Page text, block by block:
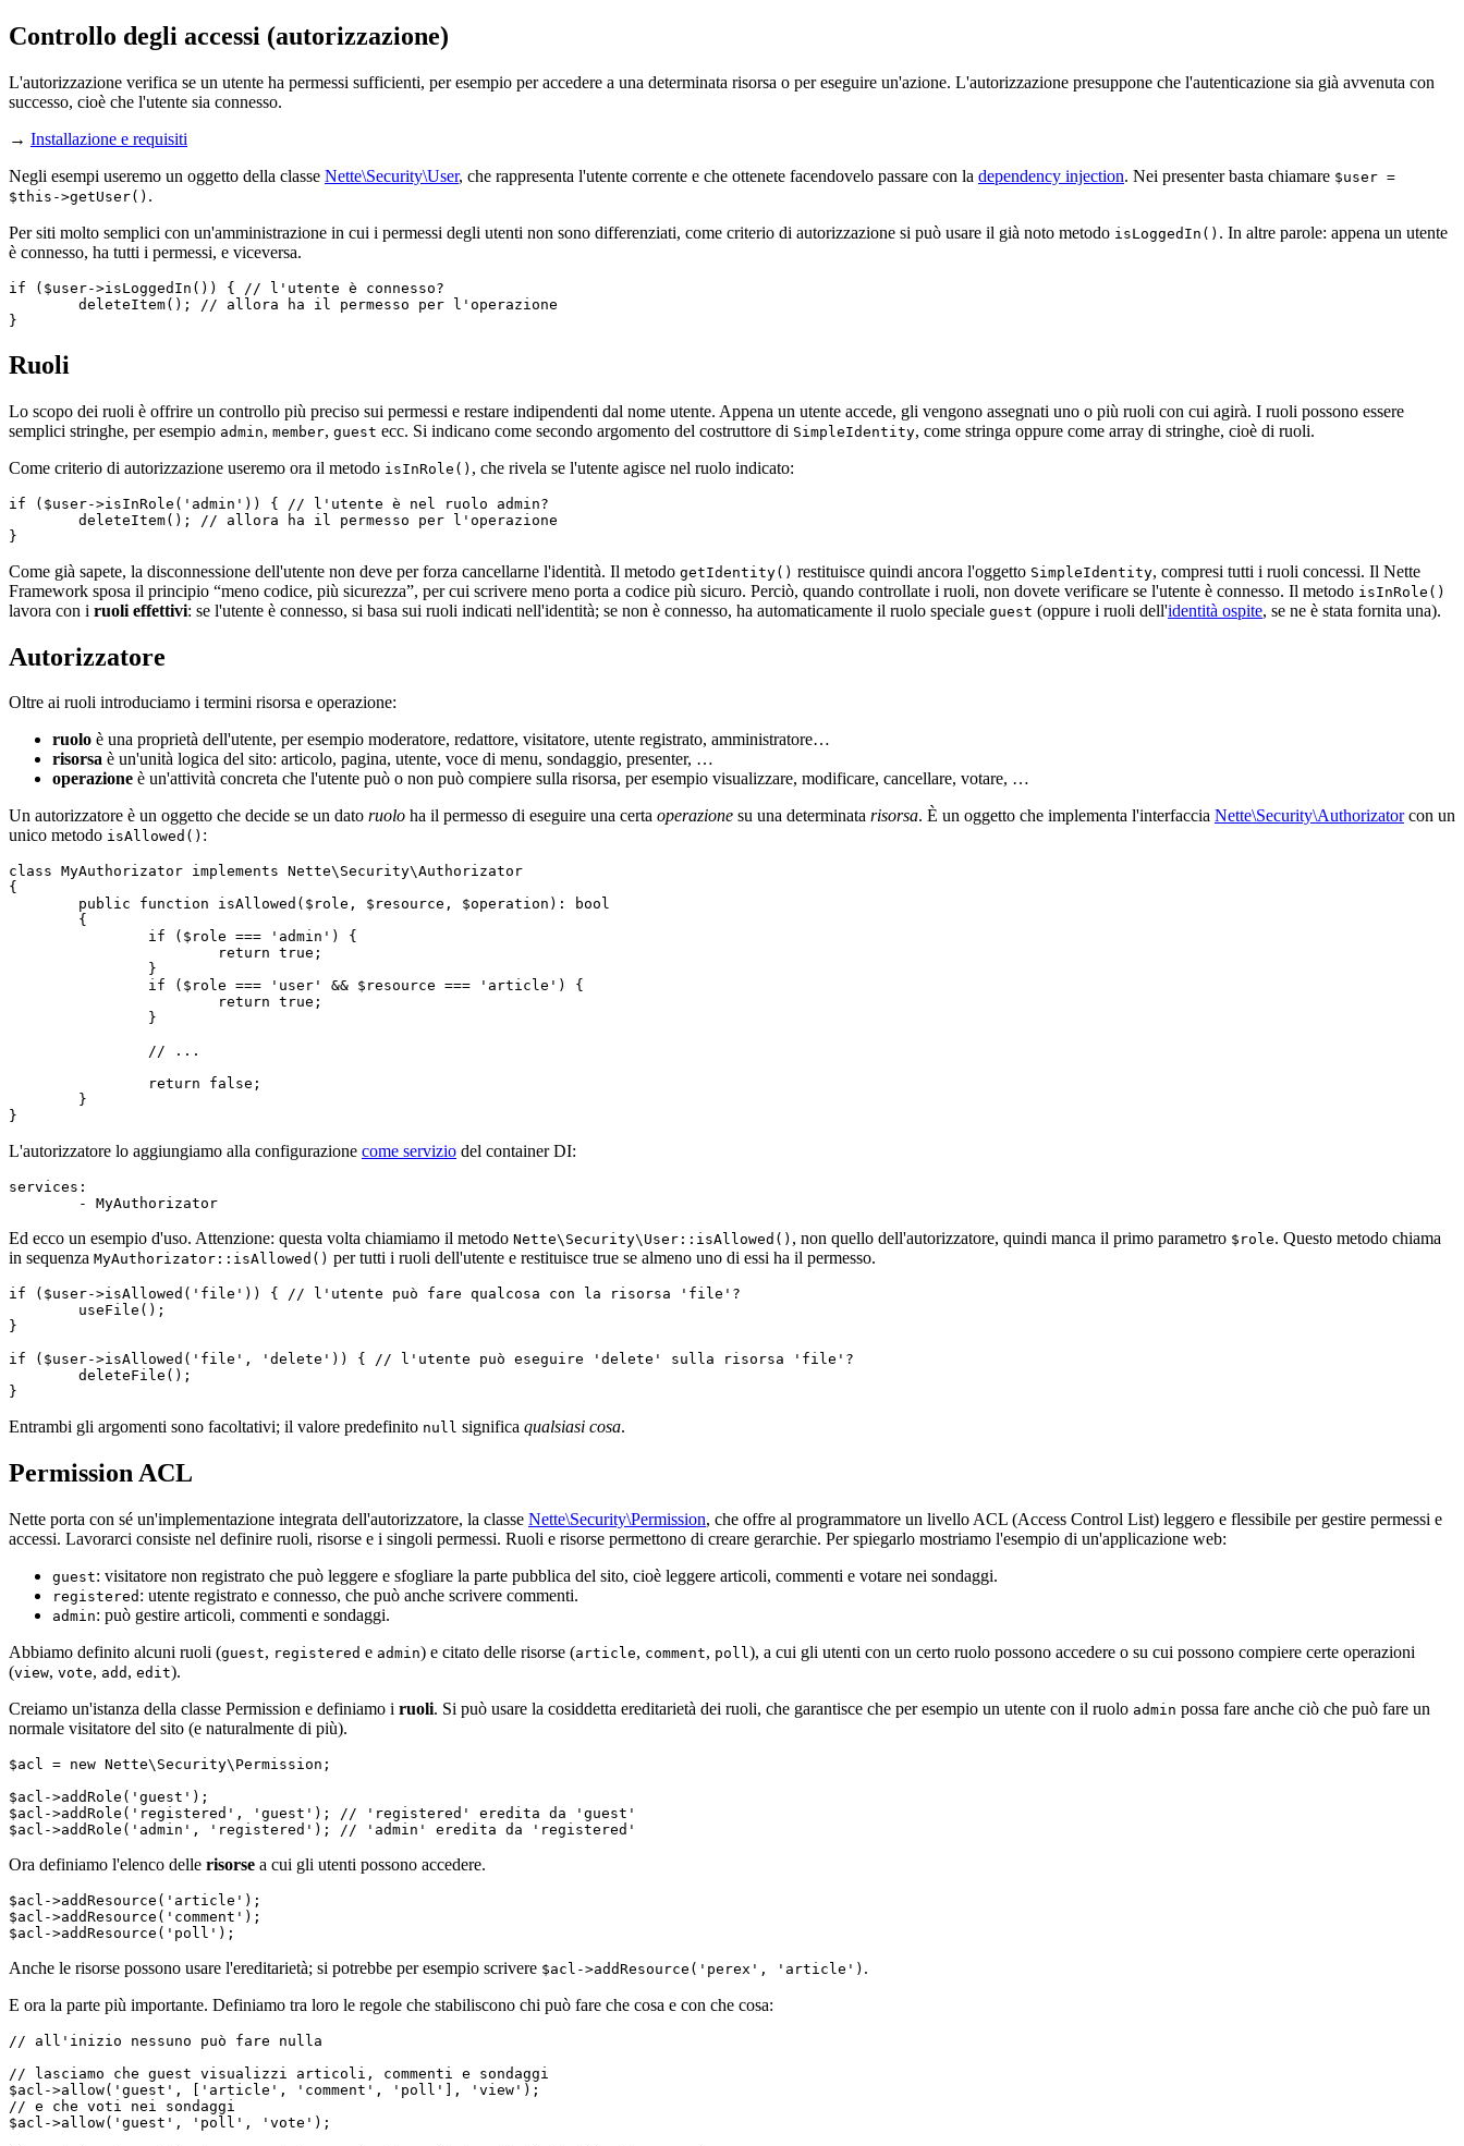
Controllo degli accessi (autorizzazione)
L'autorizzazione verifica se un utente ha permessi sufficienti, per esempio per accedere a una determinata risorsa o per eseguire un'azione. L'autorizzazione presuppone che l'autenticazione sia già avvenuta con
successo, cioè che l'utente sia connesso.
→ Installazione e requisiti
Negli esempi useremo un oggetto della classe Nette\Security\User, che rappresenta l'utente corrente e che ottenete facendovelo passare con la dependency injection. Nei presenter basta chiamare $user =
$this->getUser() .
Per siti molto semplici con un'amministrazione in cui i permessi degli utenti non sono differenziati, come criterio di autorizzazione si può usare il già noto metodo isLoggedIn() . In altre parole: appena un utente
è connesso, ha tutti i permessi, e viceversa.
if ($user->isLoggedIn()) { // l'utente è connesso?
Ruoli
Lo scopo dei ruoli è offrire un controllo più preciso sui permessi e restare indipendenti dal nome utente. Appena un utente accede, gli vengono assegnati uno o più ruoli con cui agirà. I ruoli possono essere
semplici stringhe, per esempio admin, member, guest ecc. Si indicano come secondo argomento del costruttore di SimpleIdentity, come stringa oppure come array di stringhe, cioè di ruoli.
Come criterio di autorizzazione useremo ora il metodo isInRole() , che rivela se l'utente agisce nel ruolo indicato:
if ($user->isInRole('admin')) { // l'utente è nel ruolo admin?
Come già sapete, la disconnessione dell'utente non deve per forza cancellarne l'identità. Il metodo getIdentity() restituisce quindi ancora l'oggetto SimpleIdentity, compresi tutti i ruoli concessi. Il Nette
Framework sposa il principio “meno codice, più sicurezza”, per cui scrivere meno porta a codice più sicuro. Perciò, quando controllate i ruoli, non dovete verificare se l'utente è connesso. Il metodo isInRole()
lavora con i ruoli effettivi: se l'utente è connesso, si basa sui ruoli indicati nell'identità; se non è connesso, ha automaticamente il ruolo speciale guest (oppure i ruoli dell'identità ospite, se ne è stata fornita una).
Autorizzatore
Oltre ai ruoli introduciamo i termini risorsa e operazione:
ruolo è una proprietà dell'utente, per esempio moderatore, redattore, visitatore, utente registrato, amministratore…
risorsa è un'unità logica del sito: articolo, pagina, utente, voce di menu, sondaggio, presenter, …
operazione è un'attività concreta che l'utente può o non può compiere sulla risorsa, per esempio visualizzare, modificare, cancellare, votare, …
Un autorizzatore è un oggetto che decide se un dato ruolo ha il permesso di eseguire una certa operazione su una determinata risorsa. È un oggetto che implementa l'interfaccia Nette\Security\Authorizatorcon un
unico metodo isAllowed() :
class MyAuthorizator implements Nette\Security\Authorizator
{
L'autorizzatore lo aggiungiamo alla configurazione come servizio del container DI:
services:
Ed ecco un esempio d'uso. Attenzione: questa volta chiamiamo il metodo Nette\Security\User::isAllowed() , non quello dell'autorizzatore, quindi manca il primo parametro $role. Questo metodo chiama
in sequenza MyAuthorizator::isAllowed() per tutti i ruoli dell'utente e restituisce true se almeno uno di essi ha il permesso.
if ($user->isAllowed('file')) { // l'utente può fare qualcosa con la risorsa 'file'?
}
if ($user->isAllowed('file', 'delete')) { // l'utente può eseguire 'delete' sulla risorsa 'file'?
Entrambi gli argomenti sono facoltativi; il valore predefinito null significa qualsiasi cosa.
Permission ACL
Nette porta con sé un'implementazione integrata dell'autorizzatore, la classe Nette\Security\Permission, che offre al programmatore un livello ACL (Access Control List) leggero e flessibile per gestire permessi e
accessi. Lavorarci consiste nel definire ruoli, risorse e i singoli permessi. Ruoli e risorse permettono di creare gerarchie. Per spiegarlo mostriamo l'esempio di un'applicazione web:
guest: visitatore non registrato che può leggere e sfogliare la parte pubblica del sito, cioè leggere articoli, commenti e votare nei sondaggi.
registered : utente registrato e connesso, che può anche scrivere commenti.
admin: può gestire articoli, commenti e sondaggi.
Abbiamo definito alcuni ruoli (guest, registered e admin) e citato delle risorse (article, comment, poll), a cui gli utenti con un certo ruolo possono accedere o su cui possono compiere certe operazioni
(view, vote, add , edit).
Creiamo un'istanza della classe Permission e definiamo i ruoli. Si può usare la cosiddetta ereditarietà dei ruoli, che garantisce che per esempio un utente con il ruolo admin possa fare anche ciò che può fare un
normale visitatore del sito (e naturalmente di più).
$acl = new Nette\Security\Permission;
$acl->addRole('guest');
$acl->addRole('registered', 'guest'); // 'registered' eredita da 'guest'
Ora definiamo l'elenco delle risorse a cui gli utenti possono accedere.
$acl->addResource('article');
$acl->addResource('comment');
Anche le risorse possono usare l'ereditarietà; si potrebbe per esempio scrivere $acl->addResource('perex', 'article') .
E ora la parte più importante. Definiamo tra loro le regole che stabiliscono chi può fare che cosa e con che cosa:
// all'inizio nessuno può fare nulla
// lasciamo che guest visualizzi articoli, commenti e sondaggi
$acl->allow('guest', ['article', 'comment', 'poll'], 'view');
// e che voti nei sondaggi
$acl->allow('guest', 'poll', 'vote');